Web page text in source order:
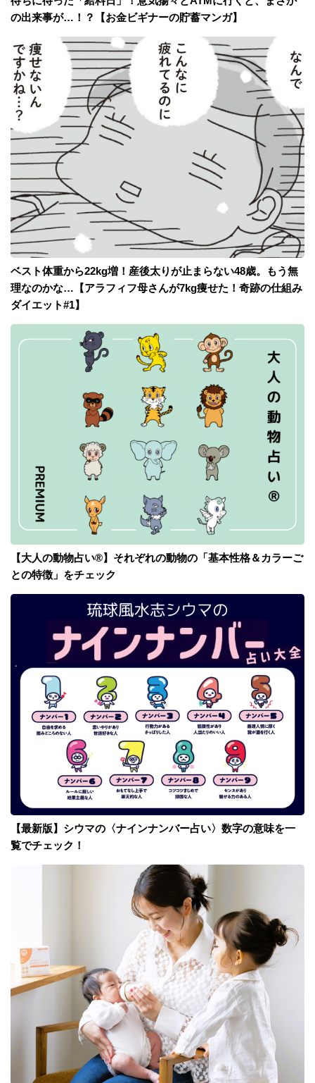
の出来事が…！？【お金ビギナーの貯蓄マンガ】
ベスト体重から22kg増！産後太りが止まらない48歳。もう無
理なのかな…【アラフィフ母さんが7kg痩せた！奇跡の仕組み
ダイエット#1】
【大人の動物占い®】それぞれの動物の「基本性格＆カラーご
との特徴」をチェック
【最新版】シウマの〈ナインナンバー占い〉数字の意味を一
覧でチェック！